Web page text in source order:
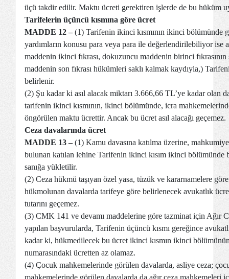
üçü takdir edilir. Maktu ücreti gerektiren işlerde de bu hüküm
Tarifelerin üçüncü kısmına göre ücret
MADDE 12 –(1) Tarifenin ikinci kısmının ikinci bölümünde
yardımların konusu para veya para ile değerlendirilebiliyor ise
maddenin ikinci fıkrası, dokuzuncu maddenin birinci
maddenin son fıkrası hükümleri saklı kalmak kaydıyla,)
belirlenir.
(2) Şu kadar ki asıl alacak miktarı 3.666,66 TL’ye kadar olan
tarifenin ikinci kısmının, ikinci bölümünde, icra
öngörülen maktu ücrettir. Ancak bu ücret asıl alacağı geçemez.
Ceza davalarında ücret
MADDE 13 –(1) Kamu davasına katılma üzerine,
bulunan katılan lehine Tarifenin ikinci kısım ikinci bölümünde
sanığa yükletilir.
(2) Ceza hükmü taşıyan özel yasa, tüzük ve kararnamelere göre
hükmolunan davalarda tarifeye göre belirlenecek avukatlık
tutarını geçemez.
(3) CMK 141 ve devamı maddelerine göre tazminat için Ağır
yapılan başvurularda, Tarifenin üçüncü kısmı gereğince
kadar ki, hükmedilecek bu ücret ikinci kısmın ikinci
numarasındaki ücretten az olamaz.
(4) Çocuk mahkemelerinde görülen davalarda, asliye ceza;
mahkemelerinde görülen davalarda da ağır ceza mahkemeleri